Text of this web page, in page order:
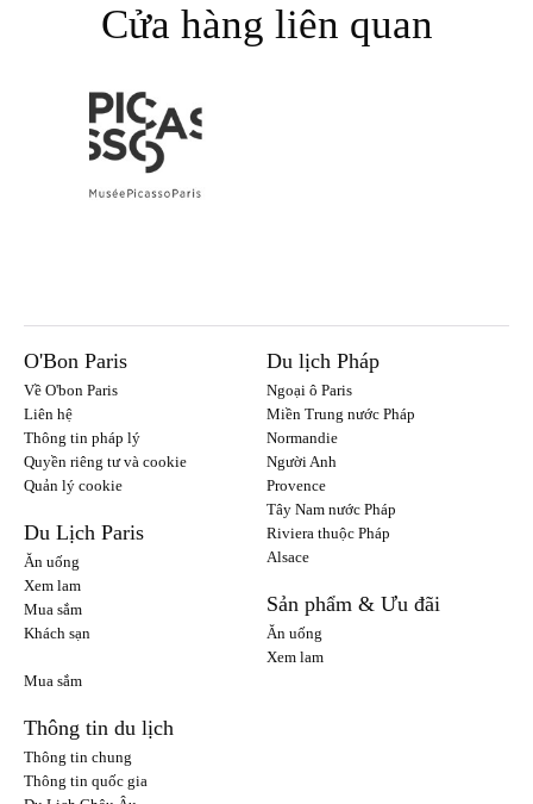
Cửa hàng liên quan
O'Bon Paris
Về O'bon Paris
Liên hệ
Thông tin pháp lý
Quyền riêng tư và cookie
Quản lý cookie
Du Lịch Paris
Ăn uống
Xem lam
Mua sắm
Khách sạn
Du lịch Pháp
Ngoại ô Paris
Miền Trung nước Pháp
Normandie
Người Anh
Provence
Tây Nam nước Pháp
Riviera thuộc Pháp
Alsace
Sản phẩm & Ưu đãi
Ăn uống
Xem lam
Mua sắm
Thông tin du lịch
Thông tin chung
Thông tin quốc gia